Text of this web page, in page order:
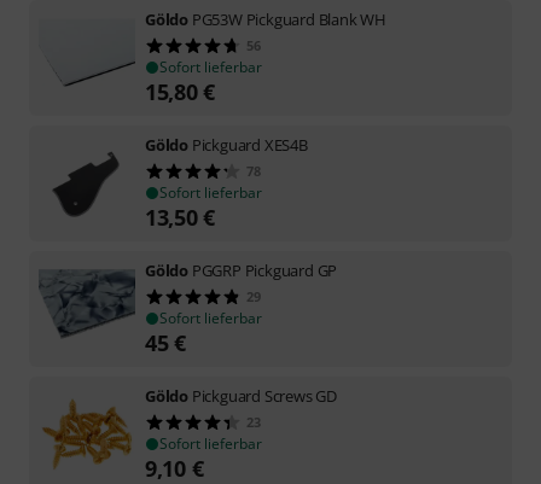
Göldo PG53W Pickguard Blank WH
56
Sofort lieferbar
15,80€
Göldo Pickguard XES4B
78
Sofort lieferbar
13,50€
Göldo PGGRP Pickguard GP
29
Sofort lieferbar
45€
Göldo Pickguard Screws GD
23
Sofort lieferbar
9,10 €